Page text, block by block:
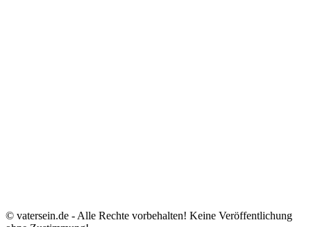
© vatersein.de - Alle Rechte vorbehalten! Keine Veröffentlichung